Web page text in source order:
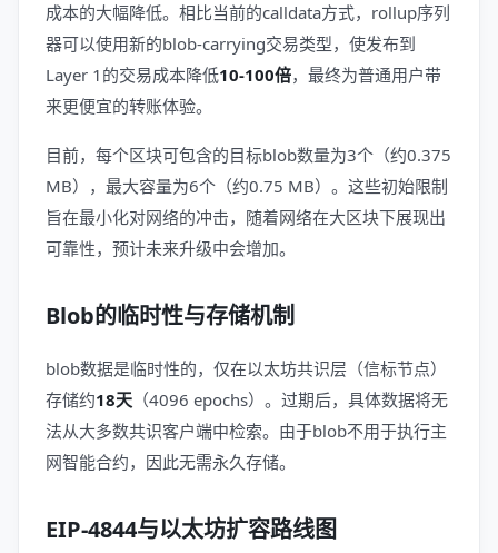
成本的大幅降低。相比当前的calldata方式，rollup序列
器可以使用新的blob-carrying交易类型，使发布到
Layer 1的交易成本降低10-100倍，最终为普通用户带
来更便宜的转账体验。
目前，每个区块可包含的目标blob数量为3个（约0.375
MB），最大容量为6个（约0.75 MB）。这些初始限制
旨在最小化对网络的冲击，随着网络在大区块下展现出
可靠性，预计未来升级中会增加。
Blob的临时性与存储机制
blob数据是临时性的，仅在以太坊共识层（信标节点）
存储约18天 （4096 epochs）。过期后，具体数据将无
法从大多数共识客户端中检索。由于blob不用于执行主
网智能合约，因此无需永久存储。
EIP-4844与以太坊扩容路线图